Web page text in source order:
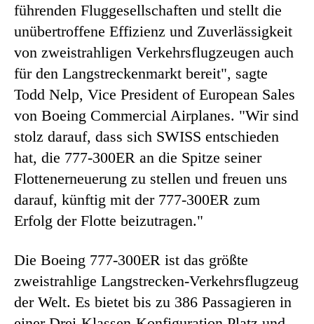
führenden Fluggesellschaften und stellt die
unübertroffene Effizienz und Zuverlässigkeit
von zweistrahligen Verkehrsflugzeugen auch
für den Langstreckenmarkt bereit", sagte
Todd Nelp, Vice President of European Sales
von Boeing Commercial Airplanes. "Wir sind
stolz darauf, dass sich SWISS entschieden
hat, die 777-300ER an die Spitze seiner
Flottenerneuerung zu stellen und freuen uns
darauf, künftig mit der 777-300ER zum
Erfolg der Flotte beizutragen."
Die Boeing 777-300ER ist das größte
zweistrahlige Langstrecken-Verkehrsflugzeug
der Welt. Es bietet bis zu 386 Passagieren in